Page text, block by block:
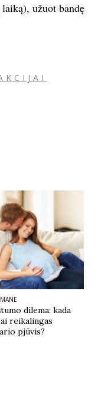
užuot bandę
dilema: kada
reikalingas
pjūvis?